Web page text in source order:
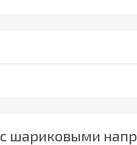
с шариковыми